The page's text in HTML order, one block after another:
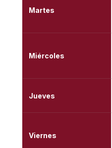
Martes
Miércoles
Jueves
Viernes